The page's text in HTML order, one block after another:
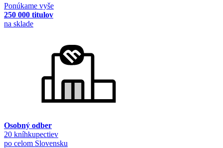
Ponúkame vyše
250 000 titulov
na sklade
Osobný odber
20 kníhkupectiev
po celom Slovensku